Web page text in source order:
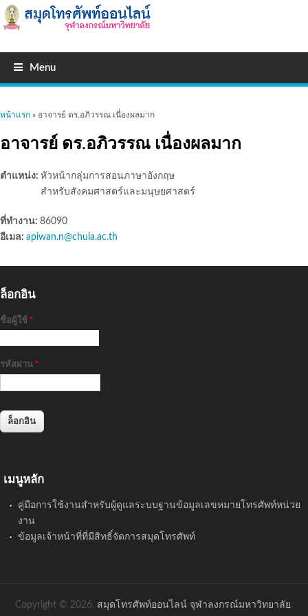
Menu
คุณอยู่ที่นี่
หน้าแรก » อาจารย์ ดร.อภิวรรณ เนื่องผลมาก
อาจารย์ ดร.อภิวรรณ เนื่องผลมาก
ตำแหน่ง: หัวหน้ากลุ่มการสอนภาษาอังกฤษ
สำหรับสังคมศาสตร์และมนุษยศาสตร์
ที่ทำงาน: 86090
อีเมล: apiwan.n@chula.ac.th
ล็อกอิน
ชื่อผู้ใช้ *
รหัสผ่าน *
เมนูหลัก
คู่มือการใช้งานสำหรับผู้ดูแลระบบฐานข้อมูลเลขหมายโทรศัพท์หน่วย
งาน
ข้อมูลเจ้าหน้าที่ที่มีสิทธิ์จัดการสมุดโทรศัพท์
Copyright © 2026, สมุดโทรศัพท์ออนไลน์ จุฬาลงกรณ์มหาวิทยาลัย.